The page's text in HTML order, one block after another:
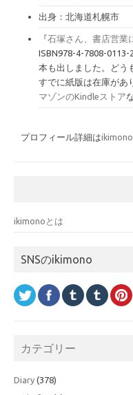
出身：北海道札幌市
『石塚さん、書店営業
ISBN978-4-7808-
本も出しました。どう
すでに紙版は在庫があ
マゾンのKindleストア
プロフィール詳細は
ikimonoとは
SNSのikimono
カテゴリー
Diary (378)